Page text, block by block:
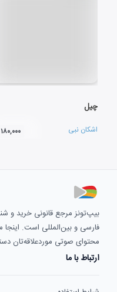
چیل
اشکان نبی ۱۸۰,۰۰۰ ت
بیپ‌تونز مرجع قانونی خرید
فارسی و بین‌المللی است. اینجا
محتوای صوتی موردعلاقه‌تان
ارتباط با ما